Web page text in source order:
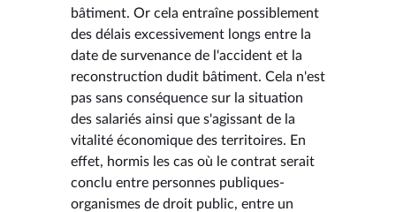
bâtiment. Or cela entraîne possiblement
des délais excessivement longs entre la
date de survenance de l'accident et la
reconstruction dudit bâtiment. Cela n'est
pas sans conséquence sur la situation
des salariés ainsi que s'agissant de la
vitalité économique des territoires. En
effet, hormis les cas où le contrat serait
conclu entre personnes publiques-
organismes de droit public, entre un